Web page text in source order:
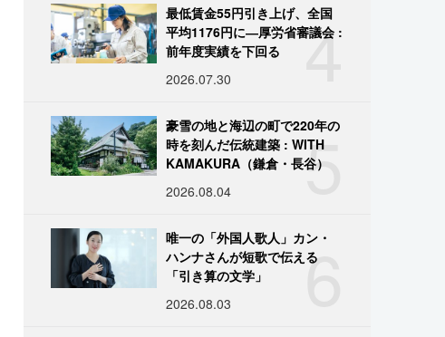
4
最低賃金55円引き上げ、全国
平均1176円に―厚労省審議会 :
前年度実績を下回る
2026.07.30
5
豪雪の地と海辺の町で220年の
時を刻んだ伝統建築 : WITH
KAMAKURA（鎌倉・長谷）
2026.08.04
6
唯一の「外国人歌人」カン・
ハンナさんが短歌で伝える
「引き算の文学」
2026.08.03